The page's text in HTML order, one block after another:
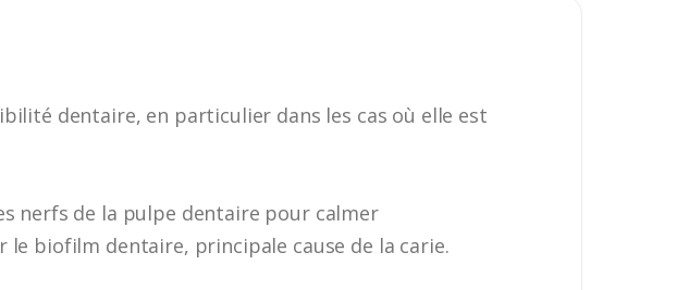
dentaire, en particulier dans les cas où elle est
nerfs de la pulpe dentaire pour calmer
biofilm dentaire, principale cause de la carie.